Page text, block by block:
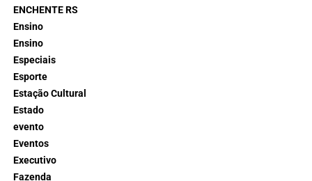
ENCHENTE RS
Ensino
Ensino
Especiais
Esporte
Estação Cultural
Estado
evento
Eventos
Executivo
Fazenda